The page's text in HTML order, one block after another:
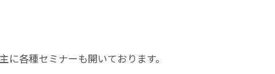
各種セミナーも開いております。